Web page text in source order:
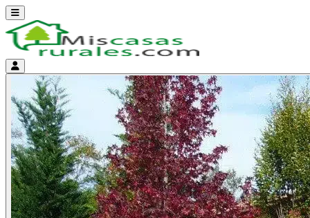
Abrir menú
Menú de cuenta